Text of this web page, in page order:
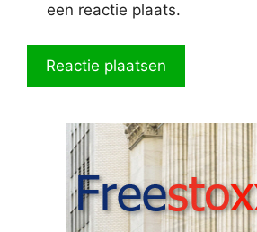
een reactie plaats.